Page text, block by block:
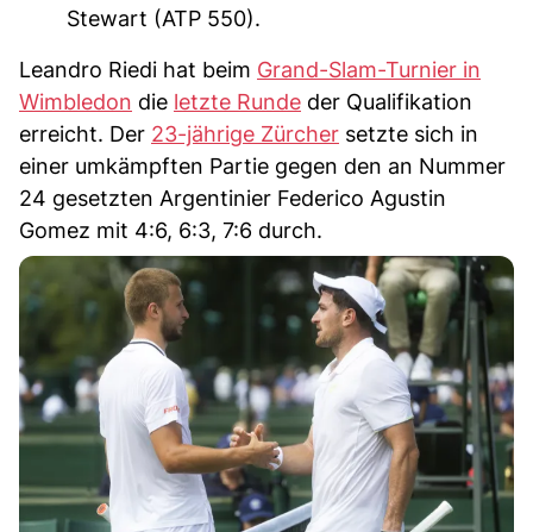
Stewart (ATP 550).
Leandro Riedi hat beim Grand-Slam-Turnier in
Wimbledon die letzte Runde der Qualifikation
erreicht. Der 23-jährige Zürcher setzte sich in
einer umkämpften Partie gegen den an Nummer
24 gesetzten Argentinier Federico Agustin
Gomez mit 4:6, 6:3, 7:6 durch.